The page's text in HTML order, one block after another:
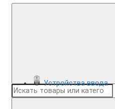
Устройства ввода